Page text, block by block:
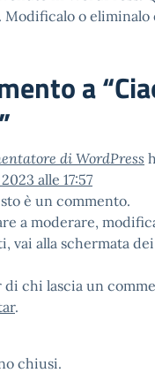
o eliminalo
a “
”
di WordPress
alle 17:57
è un commento.
a moderare,
vai alla schermata
di chi lascia un
.
chiusi.